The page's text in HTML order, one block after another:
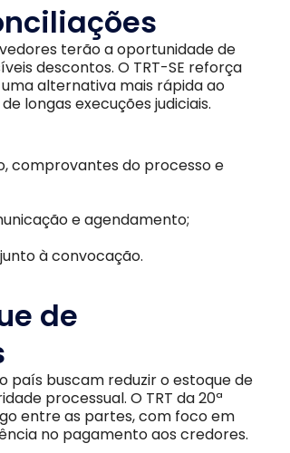
terão a oportunidade de
descontos. O TRT-SE reforça
alternativa mais rápida ao
longas execuções judiciais.
comprovantes do processo e
e agendamento;
à convocação.
de
país buscam reduzir o estoque de
processual. O TRT da 20ª
entre as partes, com foco em
no pagamento aos credores.